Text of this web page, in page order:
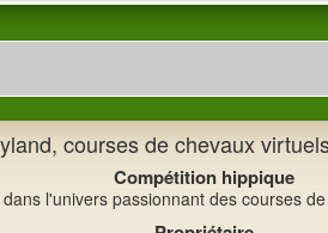
courses de chevaux
Compétition hippique
l'univers passionnant des courses